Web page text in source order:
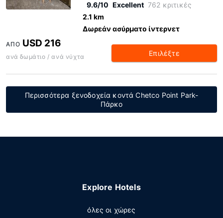
9.6/10 Excellent 762 κριτικές
2.1 km
Δωρεάν ασύρματο ίντερνετ
ΑΠΌ USD 216
ανά δωμάτιο / ανά νύχτα Επιλέξτε
Περισσότερα ξενοδοχεία κοντά Chetco Point Park-
Πάρκο
Explore Hotels
όλες οι χώρες